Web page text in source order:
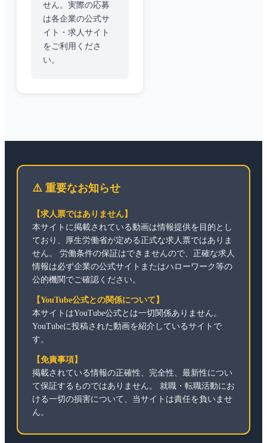
せん。実際の応募
は各企業の公式サ
イト・求人サイト
をご利用くださ
い。
⚠️ 重要なお知らせ
【求人票ではありません】
本サイトに掲載されている動画は情報提供を目的とし
ており、厚生労働省が定める正式な求人票ではありま
せん。 労働条件の保証はできませんので、正確な求人
情報は必ず企業の公式サイトまたはハローワーク等の
公的機関でご確認ください。
【YouTube公式との関係について】
本サイトはYouTube公式とは一切関係ありません。
YouTubeに投稿された動画を紹介しているサイトで
す。
【免責事項】
掲載されている情報の正確性、完全性、最新性につい
て保証するものではありません。 就職・転職活動にお
ける一切の損害について、当サイトは責任を負いませ
ん。